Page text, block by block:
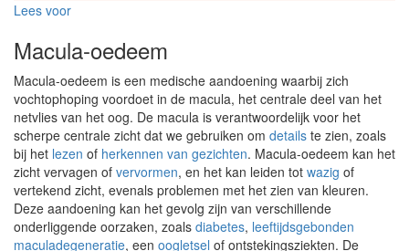
(Accesskey
Spring
Organisaties
Spring
naar
Social
media
Lees voor
Macula-oedeem
Macula-oedeem is een medische aandoening waarbij zich
vochtophoping voordoet in de macula, het centrale deel van het
netvlies van het oog. De macula is verantwoordelijk voor het
scherpe centrale zicht dat we gebruiken om details te zien, zoals
bij het lezen of herkennen van gezichten. Macula-oedeem kan het
zicht vervagen of vervormen, en het kan leiden tot wazig of
vertekend zicht, evenals problemen met het zien van kleuren.
Deze aandoening kan het gevolg zijn van verschillende
onderliggende oorzaken, zoals diabetes, leeftijdsgebonden
maculadegeneratie, een oogletsel of ontstekingsziekten. De